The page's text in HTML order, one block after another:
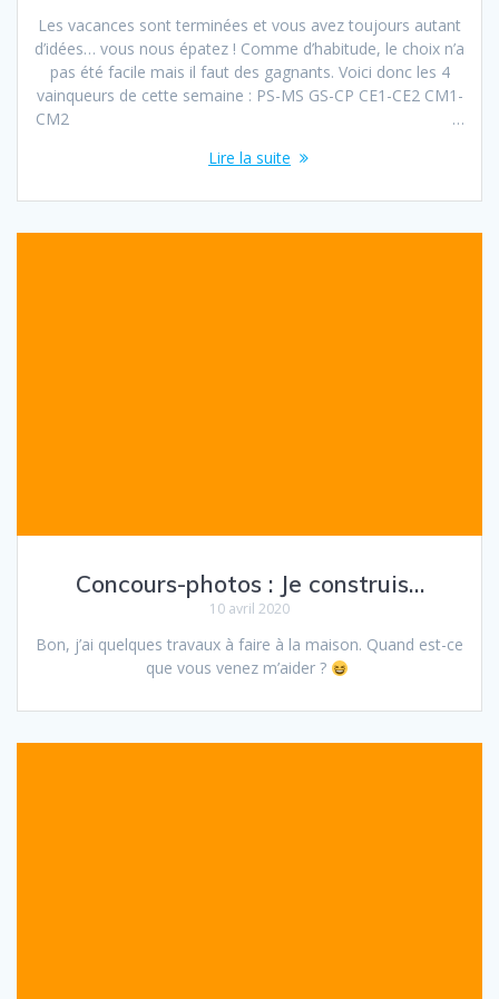
Les vacances sont terminées et vous avez toujours autant
d’idées… vous nous épatez ! Comme d’habitude, le choix n’a
pas été facile mais il faut des gagnants. Voici donc les 4
vainqueurs de cette semaine : PS-MS GS-CP CE1-CE2 CM1-
CM2 …
Lire la suite
Concours-photos : Je construis…
10 avril 2020
Bon, j’ai quelques travaux à faire à la maison. Quand est-ce
que vous venez m’aider ?